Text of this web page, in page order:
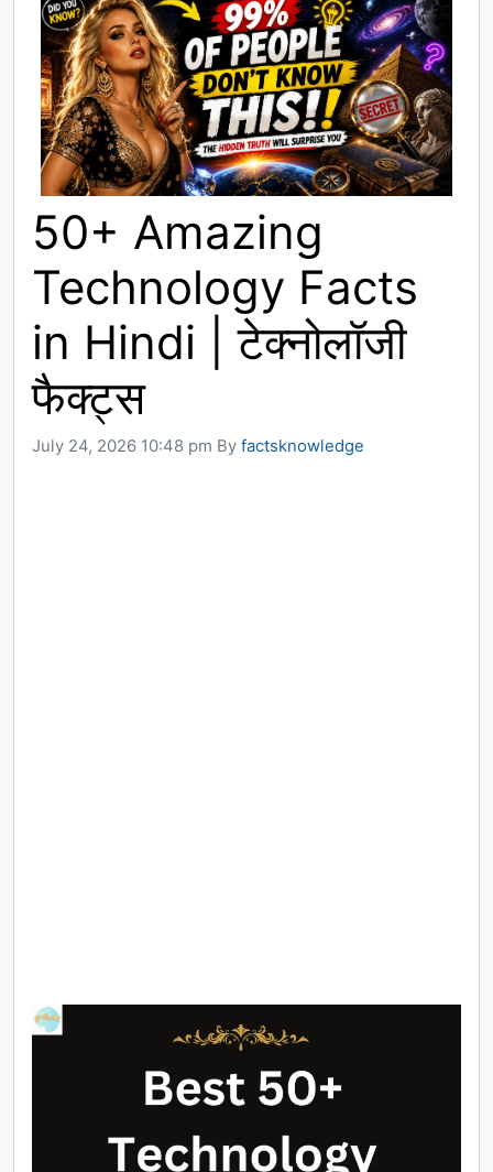
50+ Amazing
Technology Facts
in Hindi | टेक्नोलॉजी
फैक्ट्स
July 24, 2026 10:48 pm By factsknowledge